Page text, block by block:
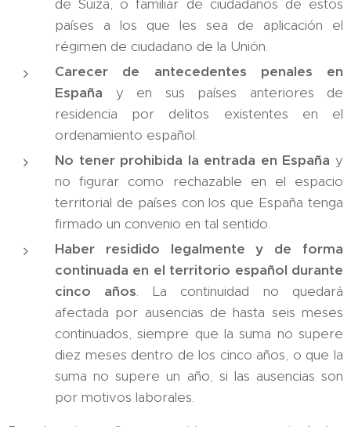
de Suiza, o familiar de ciudadanos de estos
países a los que les sea de aplicación el
régimen de ciudadano de la Unión.
Carecer de antecedentes penales en
España y en sus países anteriores de
residencia por delitos existentes en el
ordenamiento español.
No tener prohibida la entrada en España y
no figurar como rechazable en el espacio
territorial de países con los que España tenga
firmado un convenio en tal sentido.
Haber residido legalmente y de forma
continuada en el territorio español durante
cinco años. La continuidad no quedará
afectada por ausencias de hasta seis meses
continuados, siempre que la suma no supere
diez meses dentro de los cinco años, o que la
suma no supere un año, si las ausencias son
por motivos laborales.